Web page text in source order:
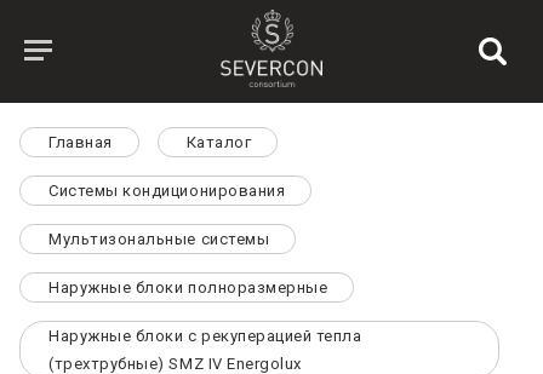
Главная Каталог
Системы кондиционирования
Мультизональные системы
Наружные блоки полноразмерные
Наружные блоки с рекуперацией тепла
(трехтрубные) SMZ IV Energolux